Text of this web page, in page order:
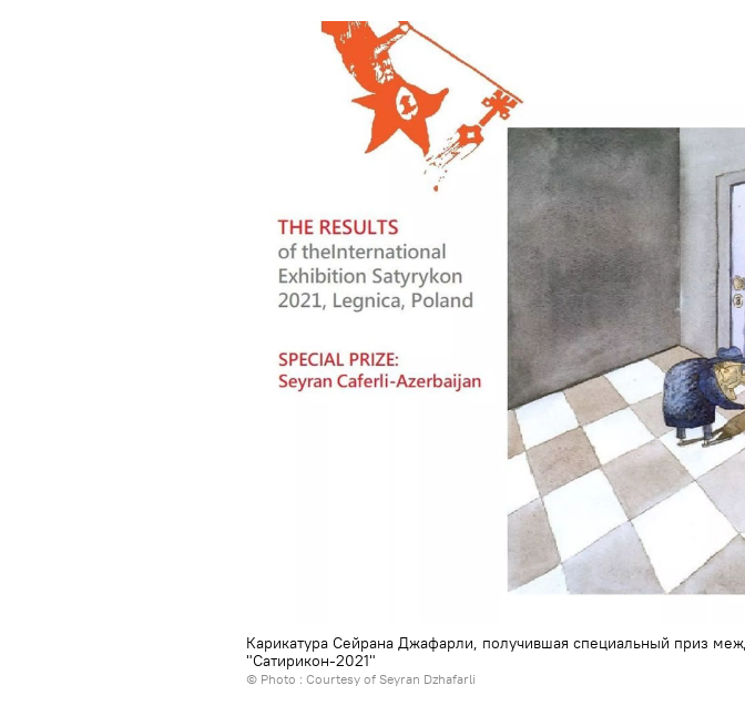
Карикатура Сейрана Джафарли, получившая специальный приз
"Сатирикон-2021"
© Photo : Courtesy of Seyran Dzhafarli